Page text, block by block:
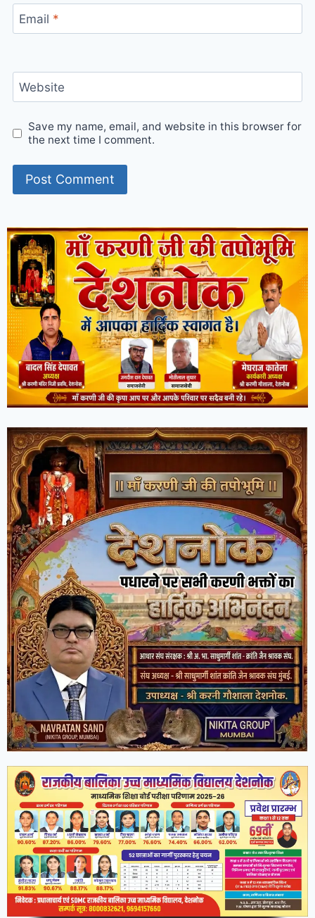
Email *
Website
Save my name, email, and website in this browser for
the next time I comment.